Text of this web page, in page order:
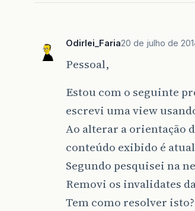
Odirlei_Faria20 de julho de
Pessoal,
Estou com o seguinte
escrevi uma view
Ao alterar a orientação
conteúdo exibido é
Segundo pesquisei na
Removi os invalidates
Tem como resolver isto?